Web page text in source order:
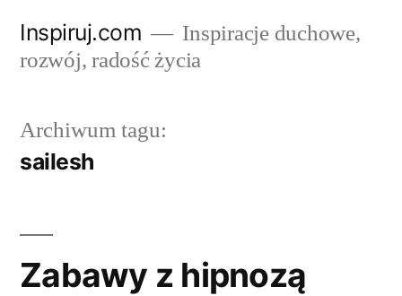
Inspiruj.com
Inspiracje duchowe,
rozwój, radość życia
Archiwum tagu:
sailesh
Zabawy z hipnozą